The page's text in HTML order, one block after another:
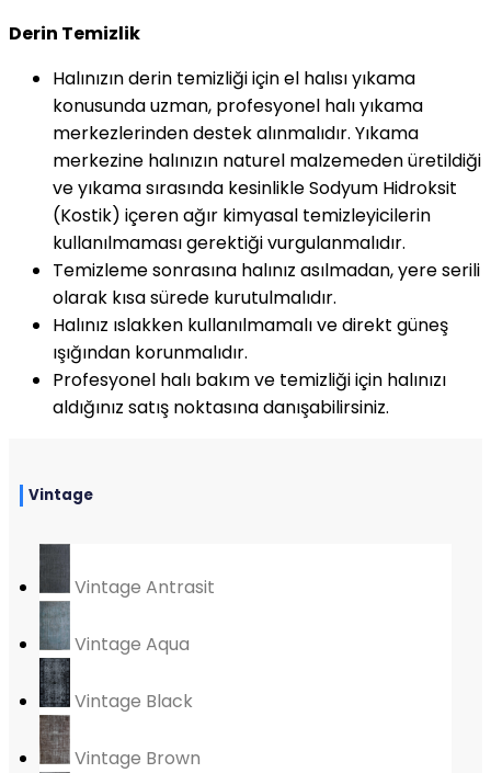
Derin Temizlik
Halınızın derin temizliği için el halısı yıkama
konusunda uzman, profesyonel halı yıkama
merkezlerinden destek alınmalıdır. Yıkama
merkezine halınızın naturel malzemeden üretildiği
ve yıkama sırasında kesinlikle Sodyum Hidroksit
(Kostik) içeren ağır kimyasal temizleyicilerin
kullanılmaması gerektiği vurgulanmalıdır.
Temizleme sonrasına halınız asılmadan, yere serili
olarak kısa sürede kurutulmalıdır.
Halınız ıslakken kullanılmamalı ve direkt güneş
ışığından korunmalıdır.
Profesyonel halı bakım ve temizliği için halınızı
aldığınız satış noktasına danışabilirsiniz.
Vintage
Vintage Antrasit
Vintage Aqua
Vintage Black
Vintage Brown